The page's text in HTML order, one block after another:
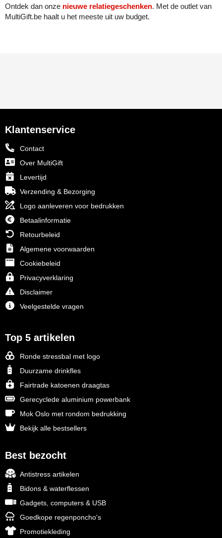
Mentos
Ocean Bottle
Orrefors
Peekay
Philips
Retulp
Senator
Sophie Muval
Stilolinea
STORMaxi
Swiss Peak
Vinga
Ontdek dan onze nieuwe relatiegeschenken. Met de outlet van
MultiGift.be haalt u het meeste uit uw budget.
Klantenservice
Contact
Over MultiGift
Levertijd
Verzending & Bezorging
Logo aanleveren voor bedrukken
Betaalinformatie
Retourbeleid
Algemene voorwaarden
Cookiebeleid
Privacyverklaring
Disclaimer
Veelgestelde vragen
Top 5 artikelen
Ronde stressbal met logo
Duurzame drinkfles
Fairtrade katoenen draagtas
Gerecyclede aluminium powerbank
Mok Oslo met rondom bedrukking
Bekijk alle bestsellers
Best bezocht
Antistress artikelen
Bidons & waterflessen
Gadgets, computers & USB
Goedkope regenponcho's
Promotiekleding